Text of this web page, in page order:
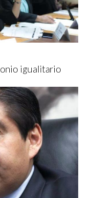
igualitario